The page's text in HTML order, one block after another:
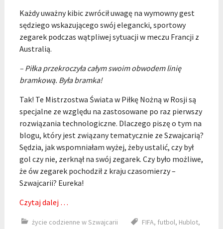
Każdy uważny kibic zwrócił uwagę na wymowny gest
sędziego wskazującego swój elegancki, sportowy
zegarek podczas wątpliwej sytuacji w meczu Francji z
Australią.
– Piłka przekroczyła całym swoim obwodem linię
bramkową. Była bramka!
Tak! Te Mistrzostwa Świata w Piłkę Nożną w Rosji są
specjalne ze względu na zastosowane po raz pierwszy
rozwiązania technologiczne. Dlaczego piszę o tym na
blogu, który jest związany tematycznie ze Szwajcarią?
Sędzia, jak wspomniałam wyżej, żeby ustalić, czy był
gol czy nie, zerknął na swój zegarek. Czy było możliwe,
że ów zegarek pochodził z kraju czasomierzy –
Szwajcarii? Eureka!
Czytaj dalej …
życie codzienne w Szwajcarii FIFA, futbol, Hublot,